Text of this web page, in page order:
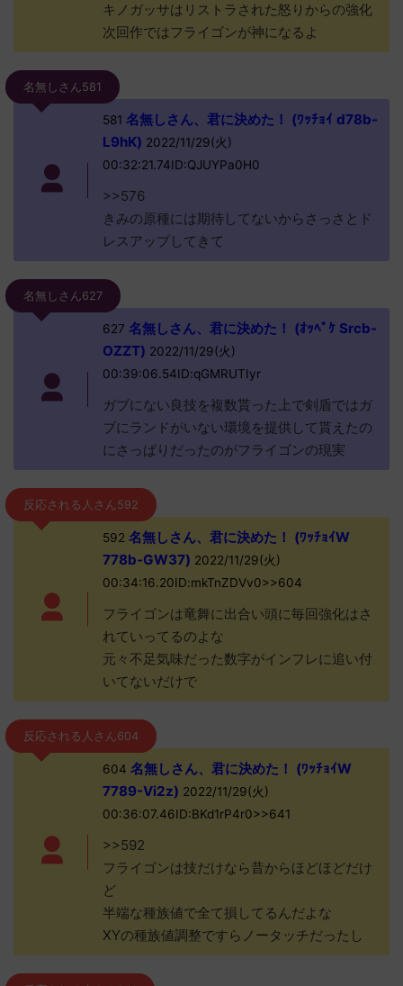
キノガッサはリストラされた怒りからの強化
次回作ではフライゴンが神になるよ
名無しさん581
581 名無しさん、君に決めた！ (ﾜｯﾁｮｲ d78b-
L9hK) 2022/11/29(火)
00:32:21.74ID:QJUYPa0H0
>>576
きみの原種には期待してないからさっさとド
レスアップしてきて
名無しさん627
627 名無しさん、君に決めた！ (ｵｯﾍﾟｹ Srcb-
OZZT) 2022/11/29(火)
00:39:06.54ID:qGMRUTIyr
ガブにない良技を複数貰った上で剣盾ではガ
ブにランドがいない環境を提供して貰えたの
にさっぱりだったのがフライゴンの現実
反応される人さん592
592 名無しさん、君に決めた！ (ﾜｯﾁｮｲW
778b-GW37) 2022/11/29(火)
00:34:16.20ID:mkTnZDVv0>>604
フライゴンは竜舞に出合い頭に毎回強化はさ
れていってるのよな
元々不足気味だった数字がインフレに追い付
いてないだけで
反応される人さん604
604 名無しさん、君に決めた！ (ﾜｯﾁｮｲW
7789-Vi2z) 2022/11/29(火)
00:36:07.46ID:BKd1rP4r0>>641
>>592
フライゴンは技だけなら昔からほどほどだけ
ど
半端な種族値で全て損してるんだよな
XYの種族値調整ですらノータッチだったし